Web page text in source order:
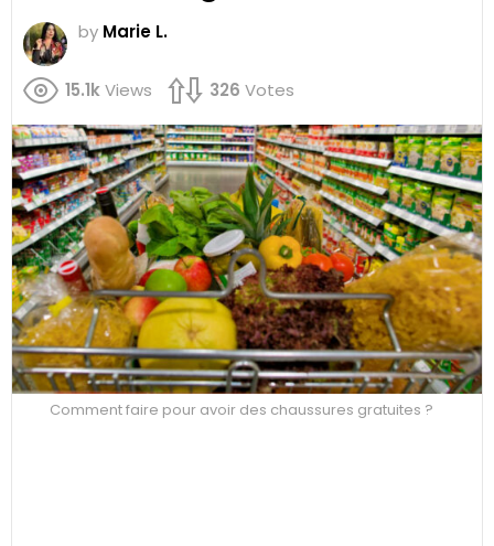
by Marie L.
15.1kViews 326 Votes
Comment faire pour avoir des chaussures gratuites ?